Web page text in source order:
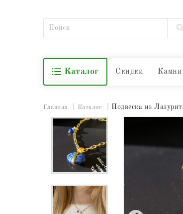
Каталог Скидки Камни
Главная Каталог Подвеска из